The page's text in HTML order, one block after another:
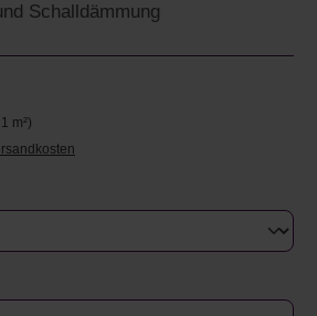
Schalldämmung
m²)